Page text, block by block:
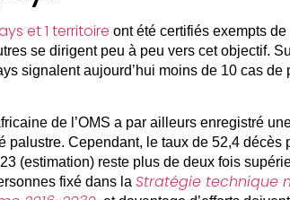
et 1 territoire ont été certifiés exempts
se dirigent peu à peu vers cet objectif.
signalent aujourd’hui moins de 10 cas de
de l’OMS a par ailleurs enregistré
palustre. Cependant, le taux de 52,4 décès
(estimation) reste plus de deux fois
fixé dans la Stratégie technique